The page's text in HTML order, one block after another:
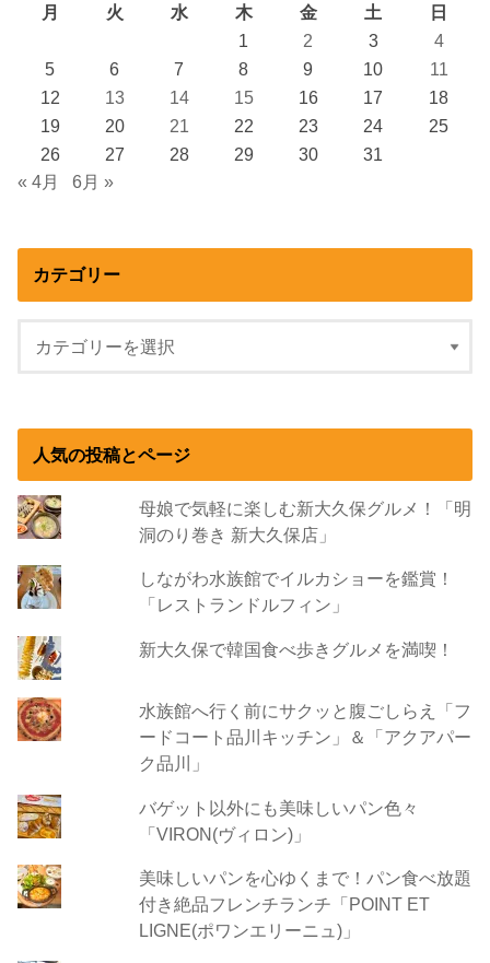
月
火 水 木 金 土
日
1
2 3
4
5
6 7 8 9 10
11
12
13 14 15 16 17
18
19
20 21 22 23 24
25
26
27 28 29 30
31
« 4月
6月 »
カテゴリー
人気の投稿とページ
母娘で気軽に楽しむ新大久保グルメ！「明
洞のり巻き 新大久保店」
しながわ水族館でイルカショーを鑑賞！
「レストランドルフィン」
新大久保で韓国食べ歩きグルメを満喫！
水族館へ行く前にサクッと腹ごしらえ「フ
ードコート品川キッチン」＆「アクアパー
ク品川」
バゲット以外にも美味しいパン色々
「VIRON(ヴィロン)」
美味しいパンを心ゆくまで！パン食べ放題
付き絶品フレンチランチ「POINT ET
LIGNE(ポワンエリーニュ)」